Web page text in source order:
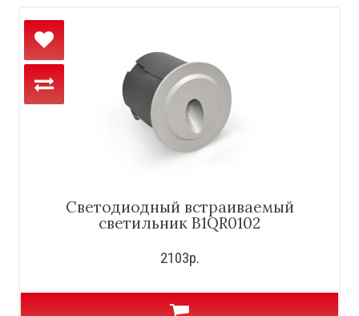
Светодиодный встраиваемый
светильник B1QR0102
2103р.